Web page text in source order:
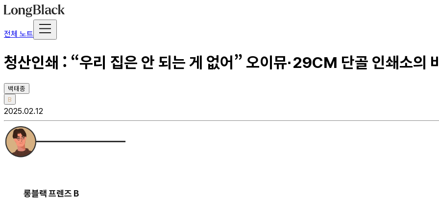
전체 노트
청산인쇄 : “우리 집은 안 되는 게 없어” 오이뮤·29CM 단골 인쇄소의
백태종
B
2025.02.12
롱블랙 프렌즈 B